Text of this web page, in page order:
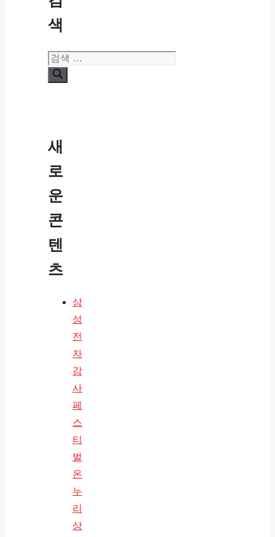
색
검
색:
새
로
운
콘
텐
츠
삼
성
전
자
감
사
페
스
티
벌
온
누
리
상